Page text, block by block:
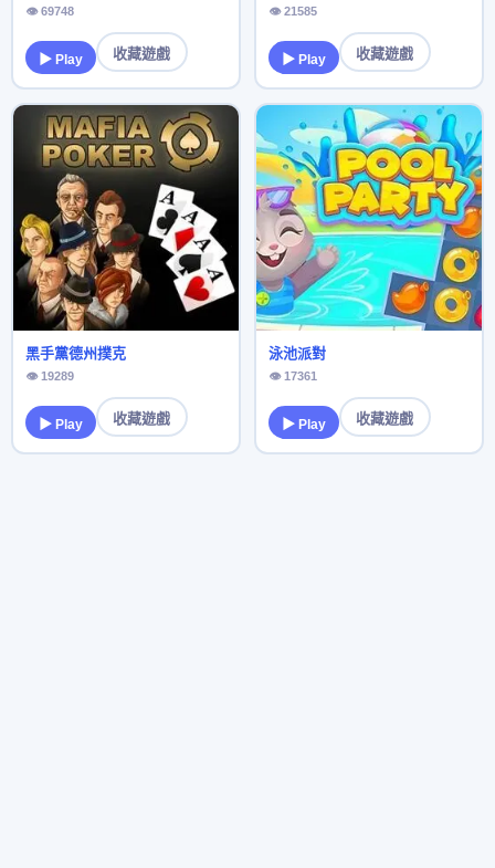
👁 69748
▶ Play 收藏遊戲
👁 21585
▶ Play 收藏遊戲
黑手黨德州撲克
👁 19289
▶ Play 收藏遊戲
泳池派對
👁 17361
▶ Play 收藏遊戲